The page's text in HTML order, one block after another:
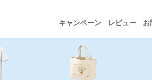
キャンペーン レビュー お